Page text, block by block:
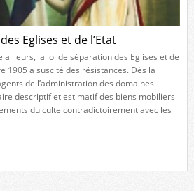
Eglises et de l’Etat
ailleurs, la loi de séparation des Eglises et de
1905 a suscité des résistances. Dès la
de l’administration des domaines
descriptif et estimatif des biens mobiliers
du culte contradictoirement avec les